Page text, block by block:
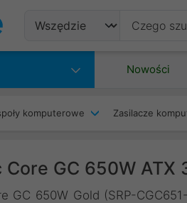
Nowości
komputerowe Zasilacze
Core GC 650W ATX
GC 650W Gold (SRP-